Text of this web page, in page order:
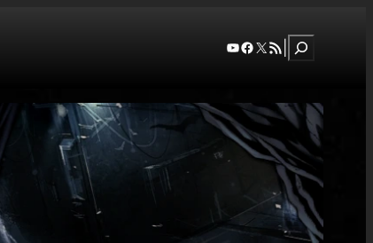
YouTube
Facebook
X RSS FeedSzukaj